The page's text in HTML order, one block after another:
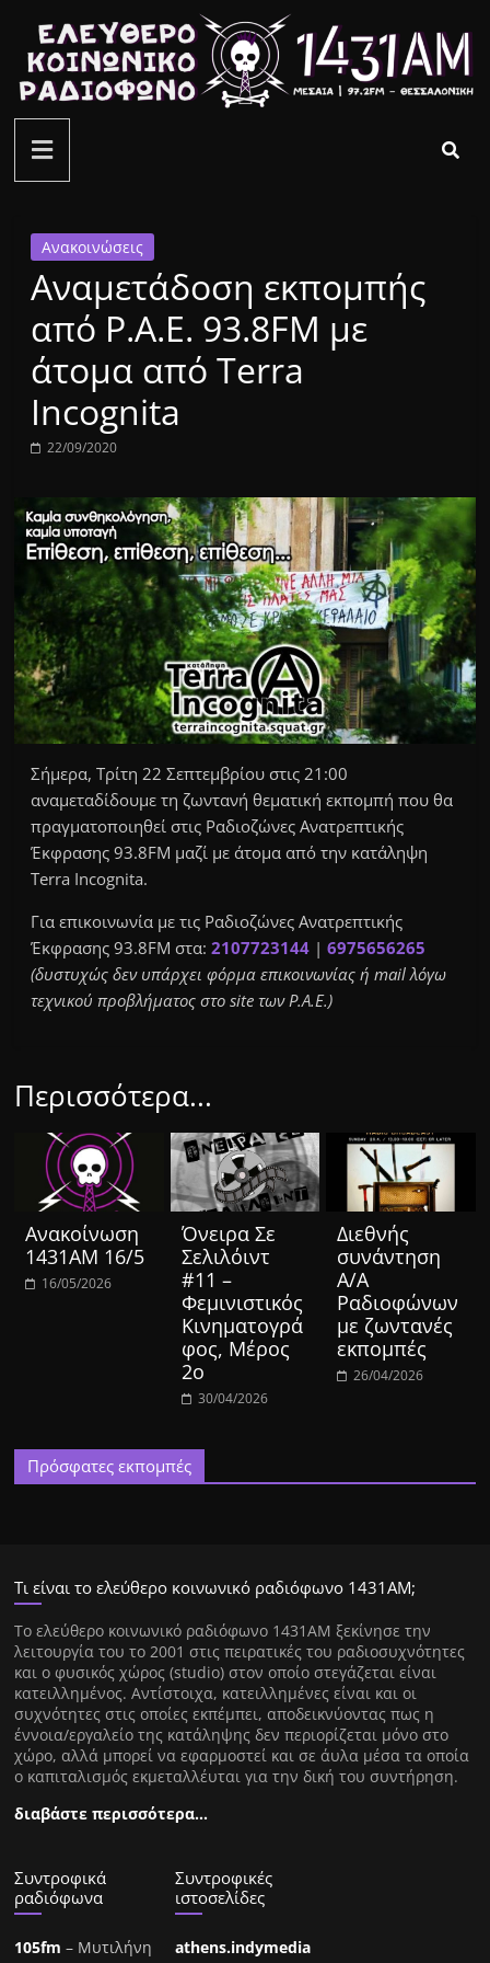
περιεχόμενο
ελεύθερο
κοινωνικό
ραδιόφωνο
1431AM
Ανακοινώσεις
Αναμετάδοση εκπομπής
από Ρ.Α.Ε. 93.8FM με
άτομα από Terra
Incognita
22/09/2020
Σήμερα, Τρίτη 22 Σεπτεμβρίου στις 21:00
αναμεταδίδουμε τη ζωντανή θεματική εκπομπή που θα
πραγματοποιηθεί στις Ραδιοζώνες Ανατρεπτικής
Έκφρασης 93.8FM μαζί με άτομα από την κατάληψη
Terra Incognita.
Για επικοινωνία με τις Ραδιοζώνες Ανατρεπτικής
Έκφρασης 93.8FM στα:2107723144 |6975656265
(δυστυχώς δεν υπάρχει φόρμα επικοινωνίας ή mail λόγω
τεχνικού προβλήματος στο site των Ρ.Α.Ε.)
Περισσότερα...
Ανακοίνωση
1431ΑΜ 16/5
16/05/2026
Όνειρα Σε
Σελιλόιντ
#11 –
Φεμινιστικός
Κινηματογρά
φος, Μέρος
2ο
30/04/2026
Διεθνής
συνάντηση
Α/Α
Ραδιοφώνων
με ζωντανές
εκπομπές
26/04/2026
Πρόσφατες εκπομπές
Τι είναι το ελεύθερο κοινωνικό ραδιόφωνο 1431ΑΜ;
Tο ελεύθερο κοινωνικό ραδιόφωνο 1431AM ξεκίνησε την
λειτουργία του το 2001 στις πειρατικές του ραδιοσυχνότητες
και ο φυσικός χώρος (studio) στον οποίο στεγάζεται είναι
κατειλλημένος. Αντίστοιχα, κατειλλημένες είναι και οι
συχνότητες στις οποίες εκπέμπει, αποδεικνύοντας πως η
έννοια/εργαλείο της κατάληψης δεν περιορίζεται μόνο στο
χώρο, αλλά μπορεί να εφαρμοστεί και σε άυλα μέσα τα οποία
ο καπιταλισμός εκμεταλλέυται για την δική του συντήρηση.
διαβάστε περισσότερα…
Συντροφικά
ραδιόφωνα
105fm – Μυτιλήνη
Συντροφικές
ιστοσελίδες
athens.indymedia